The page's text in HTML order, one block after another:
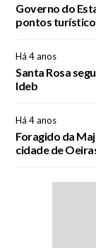
Governo do
pontos
Há 4 anos
Santa Rosa
Ideb
Há 4 anos
Foragido da
cidade de